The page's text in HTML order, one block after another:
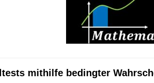
mithilfe bedingter